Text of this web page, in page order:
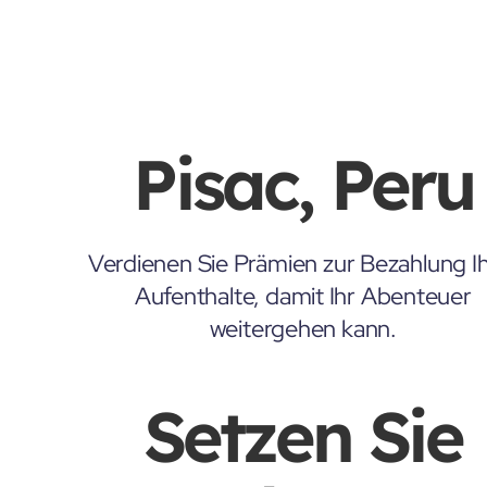
Pisac, Peru
Verdienen Sie Prämien zur Bezahlung
Aufenthalte, damit Ihr Abenteuer
weitergehen kann.
Setzen Sie